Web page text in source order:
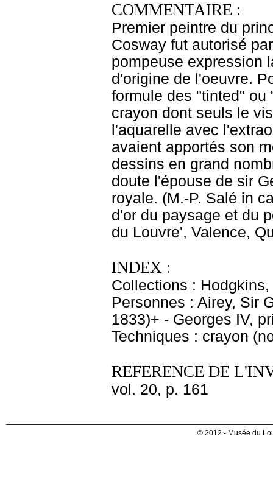
COMMENTAIRE :
Premier peintre du
Cosway fut autorisé
pompeuse expression
d'origine de l'oeuvre.
formule des "tinted" ou
crayon dont seuls le
l'aquarelle avec
avaient apportés son
dessins en grand
doute l'épouse de sir
royale. (M.-P. Salé in
d'or du paysage et du
du Louvre', Valence,
INDEX :
Collections :
Personnes : Airey, Sir
1833)+ - Georges IV,
Techniques : crayon
REFERENCE DE
vol. 20, p. 161
© 2012 - Musée du